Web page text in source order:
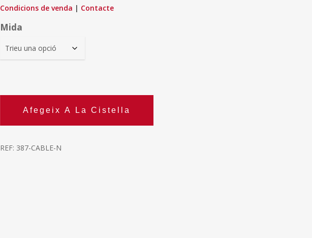
Condicions de venda | Contacte
Mida
Afegeix A La Cistella
REF: 387-CABLE-N